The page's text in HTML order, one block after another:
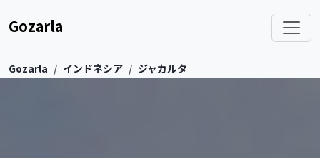
Gozarla
Gozarla インドネシア ジャカルタ